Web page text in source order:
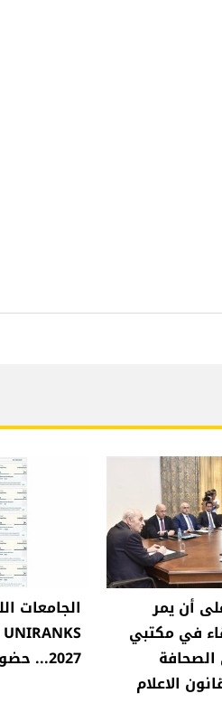
أن يمر
في مكتبي
الصحافة
الاعلام
الجامعات
2027... حضور عالمي وعربي